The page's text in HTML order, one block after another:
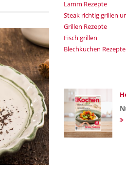
Lamm Rezepte
Steak richtig grillen
Grillen Rezepte
Fisch grillen
Blechkuchen Rezepte